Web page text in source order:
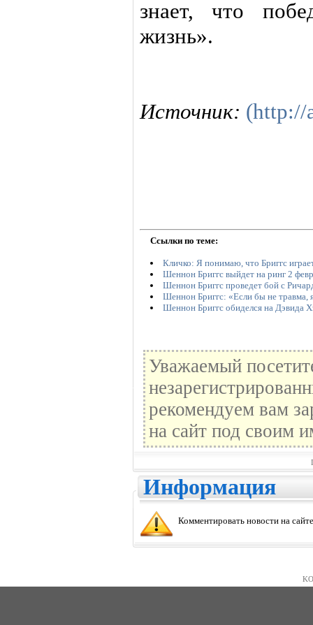
знает, что
жизнь».
Источник: (http://
Ссылки по теме:
Кличко: Я понимаю, что Бриггс
Шеннон Бриггс выйдет на ринг 2
Шеннон Бриггс проведет бой с
Шеннон Бриггс: «Если бы не травма,
Шеннон Бриггс обиделся на Дэвида
Уважаемый
рекомендуем вам
на сайт под своим
Информация
Комментировать новости на